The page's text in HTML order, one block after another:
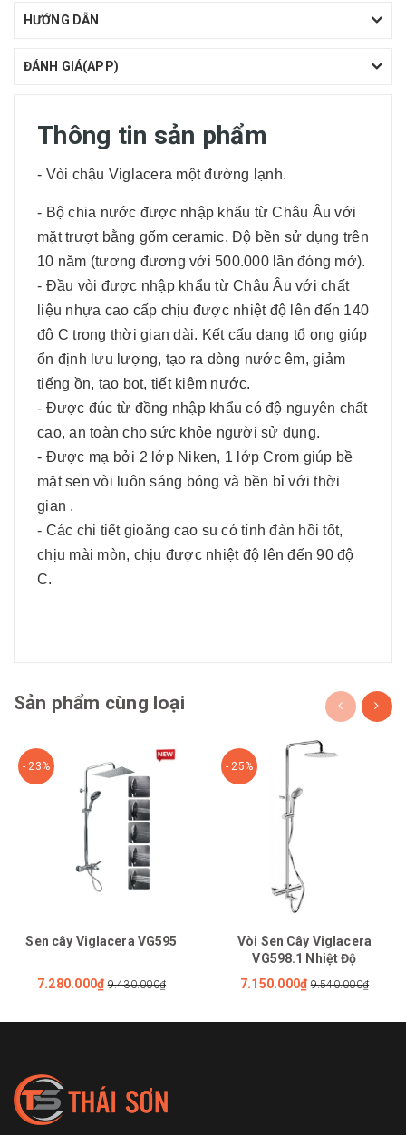
HƯỚNG DẪN
ĐÁNH GIÁ(APP)
Thông tin sản phẩm
- Vòi chậu Viglacera một đường lạnh.
- Bộ chia nước được nhập khẩu từ Châu Âu với
mặt trượt bằng gốm ceramic. Độ bền sử dụng trên
10 năm (tương đương với 500.000 lần đóng mở).
- Đầu vòi được nhập khẩu từ Châu Âu với chất
liệu nhựa cao cấp chịu được nhiệt độ lên đến 140
độ C trong thời gian dài. Kết cấu dạng tổ ong giúp
ổn định lưu lượng, tạo ra dòng nước êm, giảm
tiếng ồn, tạo bọt, tiết kiệm nước.
- Được đúc từ đồng nhập khẩu có độ nguyên chất
cao, an toàn cho sức khỏe người sử dụng.
- Được mạ bởi 2 lớp Niken, 1 lớp Crom giúp bề
mặt sen vòi luôn sáng bóng và bền bỉ với thời
gian .
- Các chi tiết gioăng cao su có tính đàn hồi tốt,
chịu mài mòn, chịu được nhiệt độ lên đến 90 độ
C.
Sản phẩm cùng loại
- 23%
Sen cây Viglacera VG595
7.280.000₫ 9.430.000₫
- 25%
Vòi Sen Cây Viglacera
VG598.1 Nhiệt Độ
7.150.000₫ 9.540.000₫